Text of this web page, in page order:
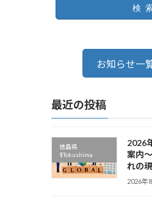
検
お知らせ一
最近の投稿
徳島県
$Tokushima
2026
案内
れの
2026年